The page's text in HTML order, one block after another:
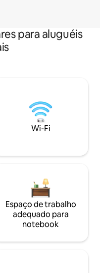
para aluguéis
Wi-Fi
Espaço de trabalho
adequado para
notebook